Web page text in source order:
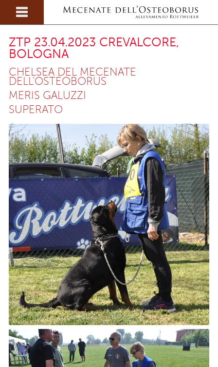
ZTP 23.04.2023 CREVALCORE,
BOLOGNA
CHELSEA DEL MECENATE
DELL'OSTEOBORUS
MERIS GALUZZI
SUPERATO